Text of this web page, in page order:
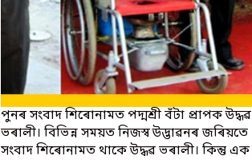
পুনৰ সংবাদ শিৰোনামত পদ্মশ্ৰী বঁটা প্ৰাপক উদ্ধৱ
ভৰালী। বিভিন্ন সময়ত নিজস্ব উদ্ভাৱনৰ জৰিয়তে
সংবাদ শিৰোনামত থাকে উদ্ধৱ ভৰালী। কিন্তু এক